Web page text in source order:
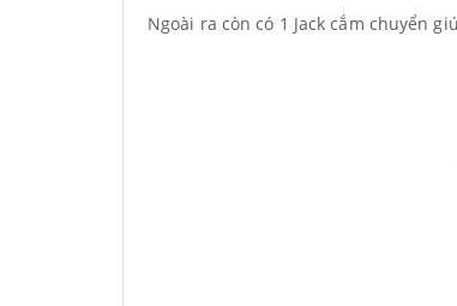
Ngoài ra còn có 1 Jack cắm chuyển